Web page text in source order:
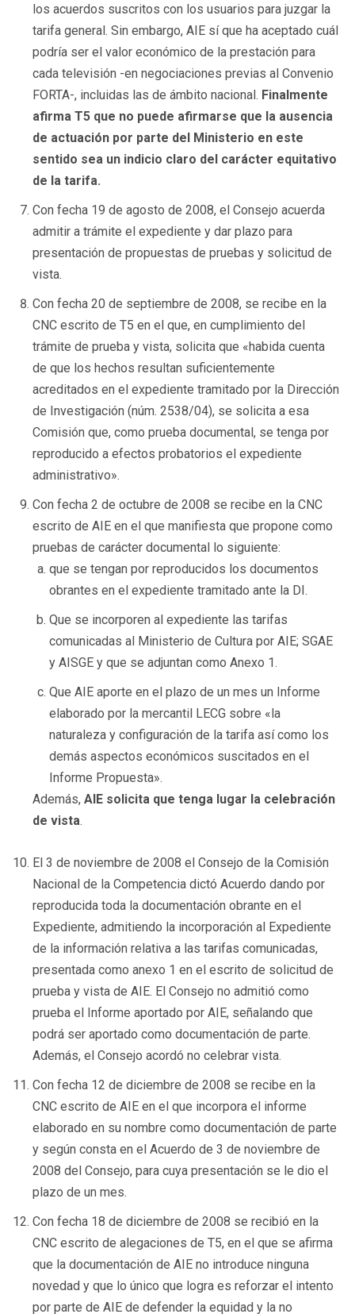
los acuerdos suscritos con los usuarios para juzgar la
tarifa general. Sin embargo, AIE sí que ha aceptado cuál
podría ser el valor económico de la prestación para
cada televisión -en negociaciones previas al Convenio
FORTA-, incluidas las de ámbito nacional. Finalmente
afirma T5 que no puede afirmarse que la ausencia
de actuación por parte del Ministerio en este
sentido sea un indicio claro del carácter equitativo
de la tarifa.
Con fecha 19 de agosto de 2008, el Consejo acuerda
admitir a trámite el expediente y dar plazo para
presentación de propuestas de pruebas y solicitud de
vista.
Con fecha 20 de septiembre de 2008, se recibe en la
CNC escrito de T5 en el que, en cumplimiento del
trámite de prueba y vista, solicita que «habida cuenta
de que los hechos resultan suficientemente
acreditados en el expediente tramitado por la Dirección
de Investigación (núm. 2538/04), se solicita a esa
Comisión que, como prueba documental, se tenga por
reproducido a efectos probatorios el expediente
administrativo».
Con fecha 2 de octubre de 2008 se recibe en la CNC
escrito de AIE en el que manifiesta que propone como
pruebas de carácter documental lo siguiente:
que se tengan por reproducidos los documentos
obrantes en el expediente tramitado ante la DI.
Que se incorporen al expediente las tarifas
comunicadas al Ministerio de Cultura por AIE; SGAE
y AISGE y que se adjuntan como Anexo 1.
Que AIE aporte en el plazo de un mes un Informe
elaborado por la mercantil LECG sobre «la
naturaleza y configuración de la tarifa así como los
demás aspectos económicos suscitados en el
Informe Propuesta».
Además, AIE solicita que tenga lugar la celebración
de vista.
El 3 de noviembre de 2008 el Consejo de la Comisión
Nacional de la Competencia dictó Acuerdo dando por
reproducida toda la documentación obrante en el
Expediente, admitiendo la incorporación al Expediente
de la información relativa a las tarifas comunicadas,
presentada como anexo 1 en el escrito de solicitud de
prueba y vista de AIE. El Consejo no admitió como
prueba el Informe aportado por AIE, señalando que
podrá ser aportado como documentación de parte.
Además, el Consejo acordó no celebrar vista.
Con fecha 12 de diciembre de 2008 se recibe en la
CNC escrito de AIE en el que incorpora el informe
elaborado en su nombre como documentación de parte
y según consta en el Acuerdo de 3 de noviembre de
2008 del Consejo, para cuya presentación se le dio el
plazo de un mes.
Con fecha 18 de diciembre de 2008 se recibió en la
CNC escrito de alegaciones de T5, en el que se afirma
que la documentación de AIE no introduce ninguna
novedad y que lo único que logra es reforzar el intento
por parte de AIE de defender la equidad y la no